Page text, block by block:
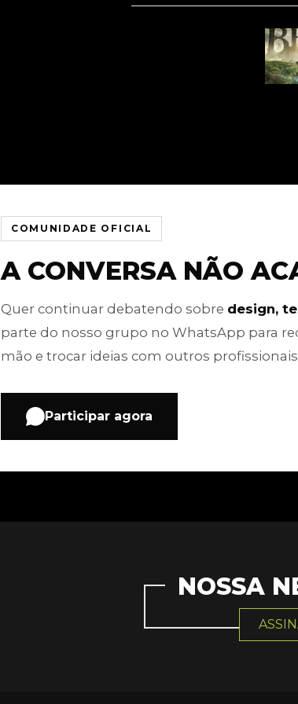
COMUNIDADE OFICIAL
A CONVERSA NÃO
Quer continuar debatendo sobre design,
parte do nosso grupo no WhatsApp para
mão e trocar ideias com outros profissionais
Participar agora
NOSSA